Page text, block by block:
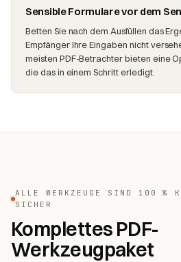
Sensible Formulare vor dem
Betten Sie nach dem Ausfüllen das
Empfänger Ihre Eingaben nicht
meisten PDF-Betrachter bieten eine
die das in einem Schritt erledigt.
ALLE WERKZEUGE SIND 100 %
SICHER
Komplettes PDF-
Werkzeugpaket